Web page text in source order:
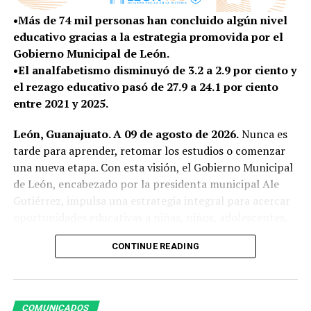
Por eso, la estrategia municipal liderada por Ale
Gutiérrez es contribuir a la permanencia escolar y evitar
que la falta de recursos económicos se convierta en una
razón para abandonar las aulas; es así que se entregó
más de 9 mil paquetes de útiles escolares, de los cuales 2
mil 500 ya se entregaron a estudiantes de comunidades
superior a los 3 millones de pesos.
En la comunidad de San Rafael, Jacqueline Hernández
García también reconoce lo que significa recibir este
apoyo justo antes de comenzar un nuevo ciclo escolar.
“Es un poco de gasto que nos quitan; con ese dinero
se pueden contemplar otras cosas, ya sea uniforme o
caro”, destacó.
•Más de 74 mil personas han concluido algún nivel
educativo gracias a la estrategia promovida por el
Gobierno Municipal de León.
•El analfabetismo disminuyó de 3.2 a 2.9 por ciento y
el rezago educativo pasó de 27.9 a 24.1 por ciento
entre 2021 y 2025.
León, Guanajuato. A 09 de agosto de 2026.Nunca es
tarde para aprender, retomar los estudios o comenzar
una nueva etapa. Con esta visión, el Gobierno Municipal
de León, encabezado por la presidenta municipal Ale
Gutiérrez, impulsa una estrategia integral para acercar
jóvenes y personas adultas.
para combatir el analfabetismo, reducir el rezago
educativo y facilitar que más personas puedan concluir
CONTINUE READING
COMUNICADOS